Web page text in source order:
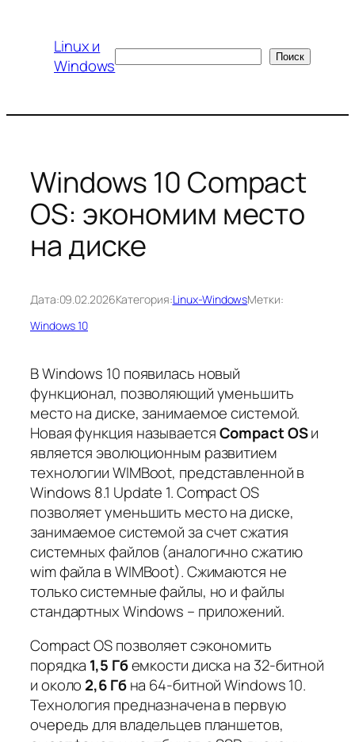
содержимому
Linux и
Windows
Поиск
Windows 10 Compact
OS: экономим место
на диске
Дата:09.02.2026Категория:Linux-WindowsМетки:
Windows 10
В Windows 10 появилась новый
функционал, позволяющий уменьшить
место на диске, занимаемое системой.
Новая функция называетсяCompact OSи
является эволюционным развитием
технологии WIMBoot, представленной в
Windows 8.1 Update 1. Compact OS
позволяет уменьшить место на диске,
занимаемое системой за счет сжатия
системных файлов (аналогично сжатию
wim файла в WIMBoot). Сжимаются не
только системные файлы, но и файлы
стандартных Windows – приложений.
Compact OS позволяет сэкономить
порядка 1,5 Гбемкости диска на 32-битной
и около 2,6 Гбна 64-битной Windows 10.
Технология предназначена в первую
очередь для владельцев планшетов,